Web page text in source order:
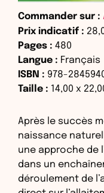
Commander sur :
Prix indicatif :
Pages : 480
Langue : Français
ISBN : 978-
Taille : 14,00 x
Après le succès
naissance
une approche de
dans un
déroulement de